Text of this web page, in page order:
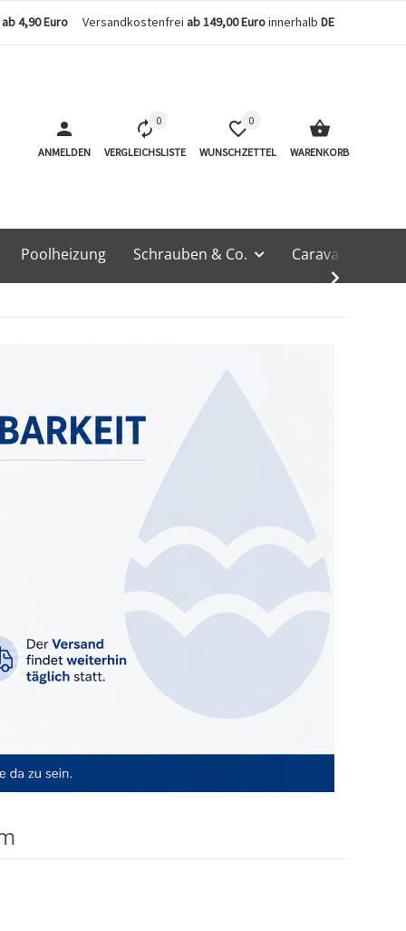
ab 4,90 Euro Versandkostenfrei ab 149,00 Euroinnerhalb DE
ANMELDEN
0
VERGLEICHSLISTE
0
WUNSCHZETTEL WARENKORB
Poolheizung Schrauben & Co. Caravan &